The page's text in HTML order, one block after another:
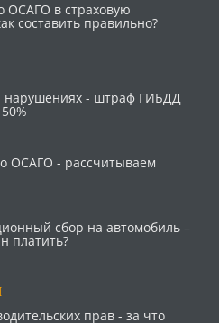
ОСАГО в страховую
составить правильно?
нарушениях - штраф ГИБДД
ОСАГО - рассчитываем
сбор на автомобиль –
платить?
прав - за что